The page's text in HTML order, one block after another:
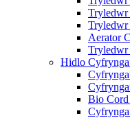
Tryledwr
Aerator
Tryledwr
Hidlo
Bio